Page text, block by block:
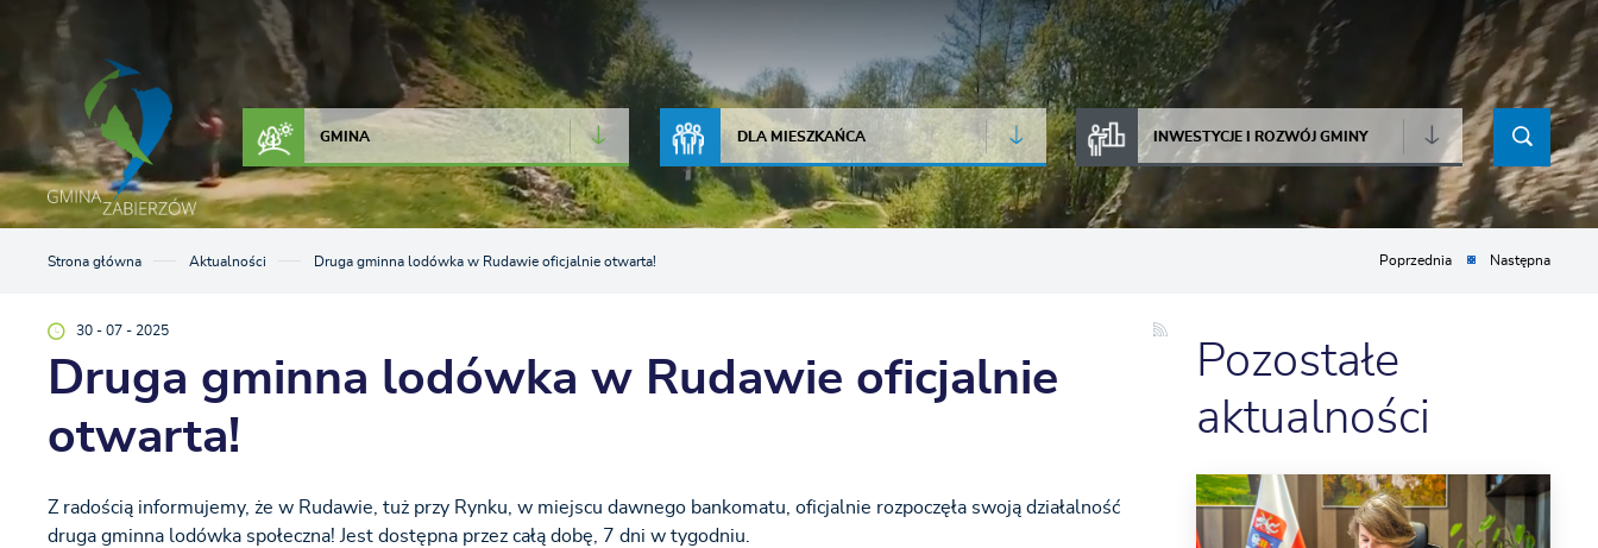
Przejdź do menu.
Przejdź do wyszukiwarki.
Przejdź do treści.
Przejdź do ustawień wielkości czcionki.
Włącz wersję kontrastową strony.
JAKOŚĆ POWIETRZA
GMINA DLA MIESZKAŃCA INWESTYCJE I ROZWÓJ GMINY
Strona główna Aktualności Druga gminna lodówka w Rudawie oficjalnie otwarta! Poprzednia Następna
30 - 07 - 2025
Druga gminna lodówka w Rudawie oficjalnie
otwarta!
Z radością informujemy, że w Rudawie, tuż przy Rynku, w miejscu dawnego bankomatu, oficjalnie rozpoczęła swoją działalność
druga gminna lodówka społeczna! Jest dostępna przez całą dobę, 7 dni w tygodniu.
Pozostałe
aktualności